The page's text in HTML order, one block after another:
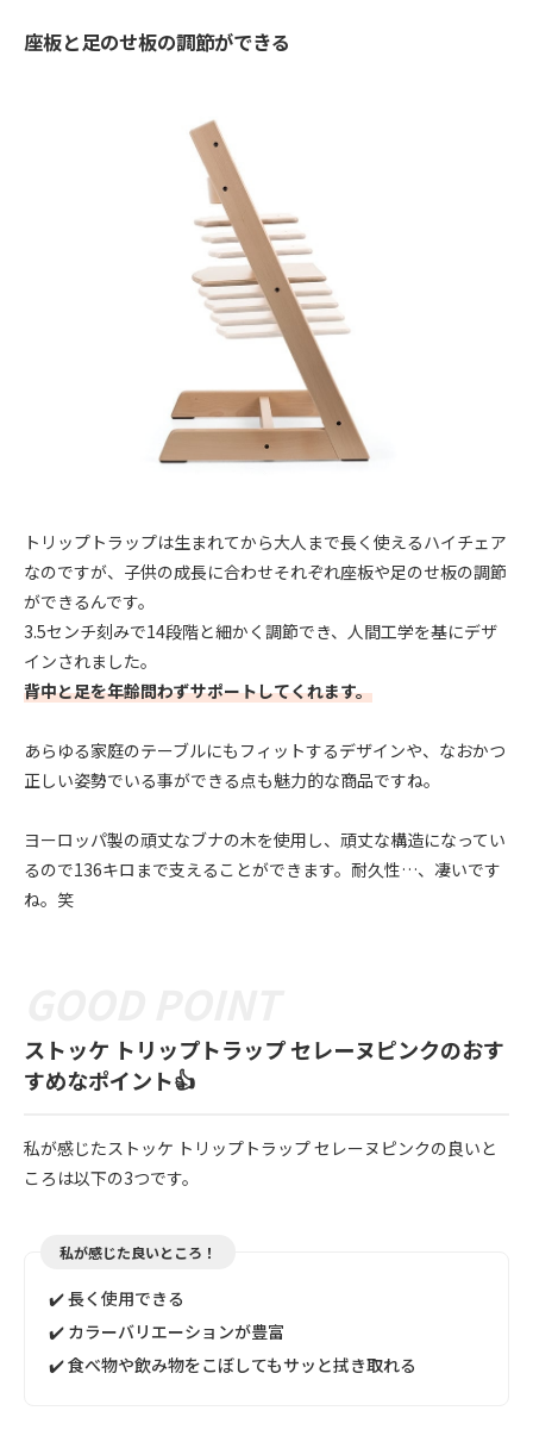
座板と足のせ板の調節ができる
トリップトラップは生まれてから大人まで長く使えるハイチェア
なのですが、子供の成長に合わせそれぞれ座板や足のせ板の調節
ができるんです。
3.5センチ刻みで14段階と細かく調節でき、人間工学を基にデザ
インされました。
背中と足を年齢問わずサポートしてくれます。
あらゆる家庭のテーブルにもフィットするデザインや、なおかつ
正しい姿勢でいる事ができる点も魅力的な商品ですね。
ヨーロッパ製の頑丈なブナの木を使用し、頑丈な構造になってい
るので136キロまで支えることができます。耐久性…、凄いです
ね。笑
ストッケ トリップトラップ セレーヌピンクのおす
すめなポイント👍
私が感じたストッケ トリップトラップ セレーヌピンクの良いと
ころは以下の3つです。
私が感じた良いところ！
✔️ 長く使用できる
✔️ カラーバリエーションが豊富
✔️ 食べ物や飲み物をこぼしてもサッと拭き取れる